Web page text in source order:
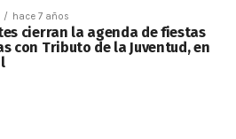
hace 7 años
cierran la agenda de fiestas
con Tributo de la Juventud, en